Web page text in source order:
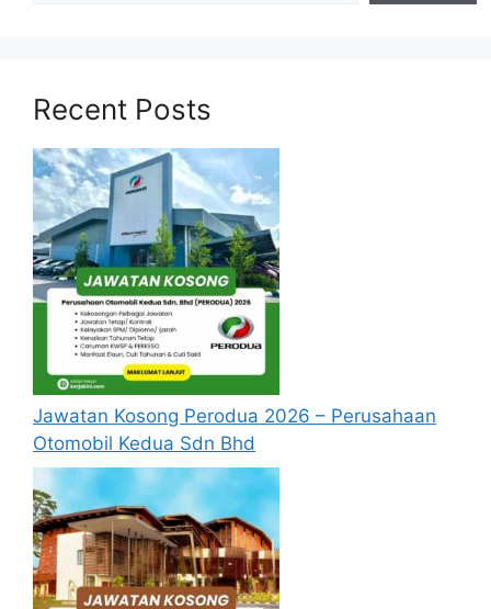
pelantikan yang telah ditetapkan bagi
setiap jawatan yang hendak dipohon, Sila
baca pada lampiran yang kami telah
sediakan seperti berikut.
Update Jawatan Kosong Terkini
Cara Memohon
Permohonan jawatan diatas hendaklah
melalui pautanPermohonan Online
boleh didapati melalui pautan yang telah
disediakan dibawah. Untuk pemohon kali
pertama, anda perlu mendaftar
akaun baru terlebih dahulu.
Calon dikehendaki memuat naik resume
yang lengkap (kelayakan akademik,
pengalaman kerja, gaji semasa dan gaji
yang dipohon, gambar berukuran
passport serta salinan sijil-sijil berkaitan)
Recent Posts
Jawatan Kosong Perodua 2026 – Perusahaan
Otomobil Kedua Sdn Bhd